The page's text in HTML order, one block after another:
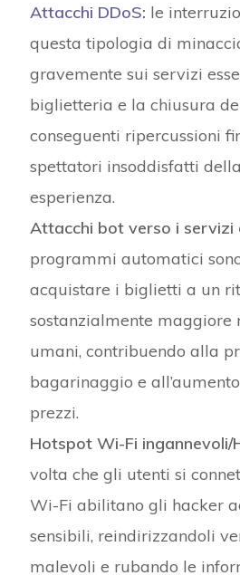
Attacchi DDoS: le
questa tipologia di
gravemente sui servizi
biglietteria e la chiusura
conseguenti ripercussioni
spettatori insoddisfatti
esperienza.
Attacchi bot verso i servizi
programmi automatici
acquistare i biglietti a un
sostanzialmente maggiore
umani, contribuendo alla
bagarinaggio e
prezzi.
Hotspot Wi-Fi ingannevoli/
volta che gli utenti si
Wi-Fi abilitano gli hacker
sensibili, reindirizzandoli
malevoli e rubando le